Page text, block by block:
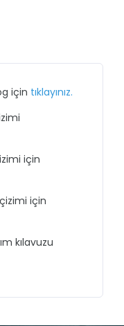
için tıklayınız.
için
için
kılavuzu